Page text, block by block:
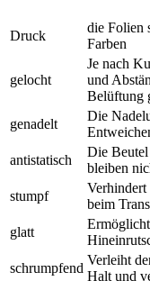
Druck
die Folien
Farben
gelocht
Je nach
und
Belüftung
genadelt
Die
antistatisch
Die Beutel
bleiben
stumpf
Verhindert
beim
glatt
schrumpfend
Verleiht
Halt und